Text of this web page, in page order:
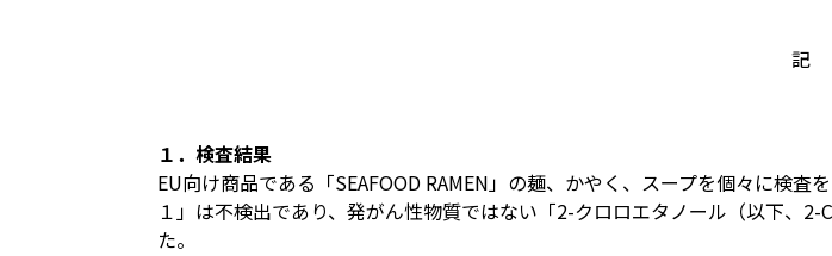
記
１．検査結果
EU向け商品である「SEAFOOD RAMEN」の麺、かやく、スープを個々に検
１」は不検出であり、発がん性物質ではない「2-クロロエタノール（以下、
た。